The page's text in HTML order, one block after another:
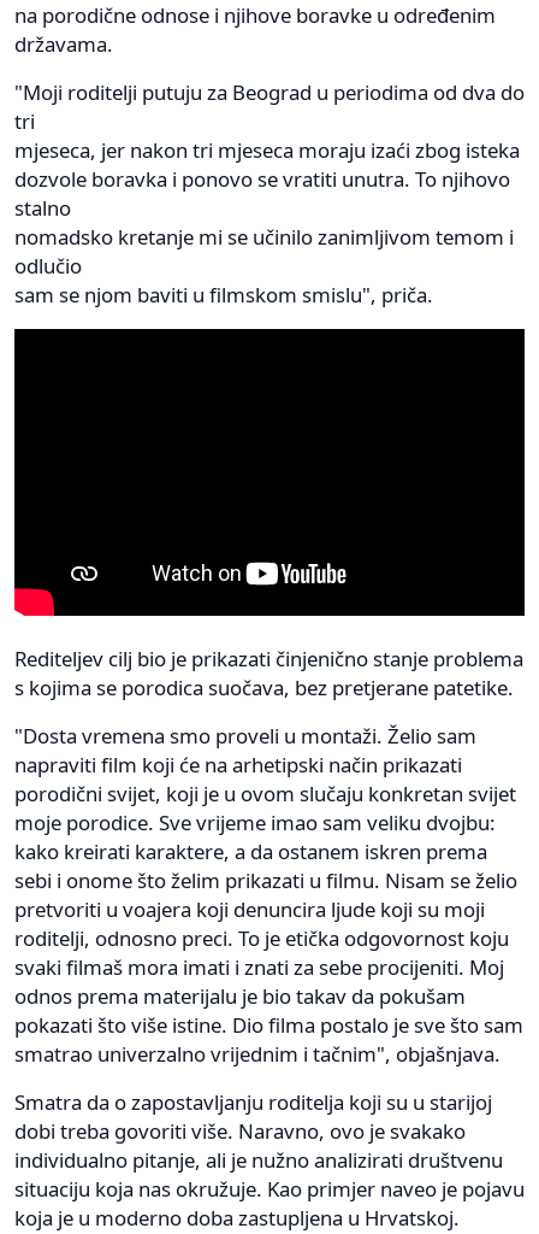
na porodične odnose i njihove boravke u određenim
državama.
"Moji roditelji putuju za Beograd u periodima od dva do
tri
mjeseca, jer nakon tri mjeseca moraju izaći zbog isteka
dozvole boravka i ponovo se vratiti unutra. To njihovo
stalno
nomadsko kretanje mi se učinilo zanimljivom temom i
odlučio
sam se njom baviti u filmskom smislu", priča.
Rediteljev cilj bio je prikazati činjenično stanje problema
s kojima se porodica suočava, bez pretjerane patetike.
"Dosta vremena smo proveli u montaži. Želio sam
napraviti film koji će na arhetipski način prikazati
porodični svijet, koji je u ovom slučaju konkretan svijet
moje porodice. Sve vrijeme imao sam veliku dvojbu:
kako kreirati karaktere, a da ostanem iskren prema
sebi i onome što želim prikazati u filmu. Nisam se želio
pretvoriti u voajera koji denuncira ljude koji su moji
roditelji, odnosno preci. To je etička odgovornost koju
svaki filmaš mora imati i znati za sebe procijeniti. Moj
odnos prema materijalu je bio takav da pokušam
pokazati što više istine. Dio filma postalo je sve što sam
smatrao univerzalno vrijednim i tačnim", objašnjava.
Smatra da o zapostavljanju roditelja koji su u starijoj
dobi treba govoriti više. Naravno, ovo je svakako
individualno pitanje, ali je nužno analizirati društvenu
situaciju koja nas okružuje. Kao primjer naveo je pojavu
koja je u moderno doba zastupljena u Hrvatskoj.